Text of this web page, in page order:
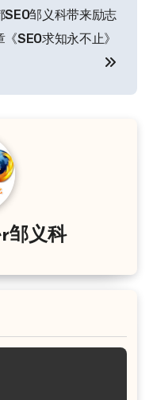
SEO邹义科带来励志
《SEO求知永不止》
邹义科